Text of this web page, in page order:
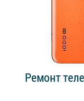
Ремонт